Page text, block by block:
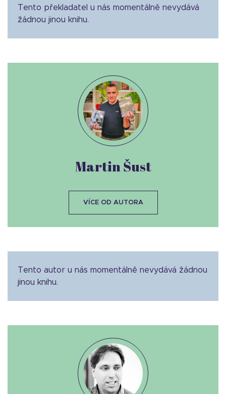
Tento překladatel u nás momentálně nevydává
žádnou jinou knihu.
Tento autor u nás momentálně nevydává žádnou
jinou knihu.
Martin Šust
VÍCE OD AUTORA